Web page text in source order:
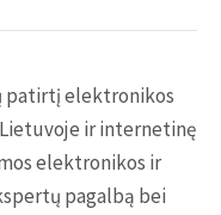
patirtį elektronikos
ir internetinę
elektronikos ir
pagalbą bei